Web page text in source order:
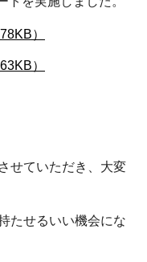
）
）
せていただき、大変
たせるいい機会にな